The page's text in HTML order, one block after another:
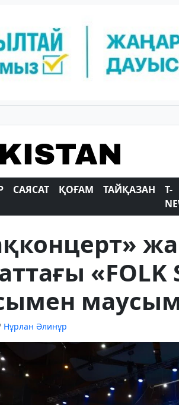
САЯСАТ ҚОҒАМ ТАЙҚАЗАН
T-
«FOLK
Нұрлан Әлинұр